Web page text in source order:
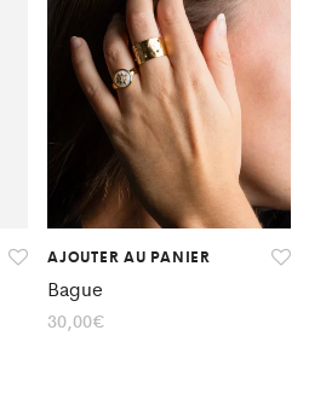
AJOUTER AU PANIER
Bague
30,00€